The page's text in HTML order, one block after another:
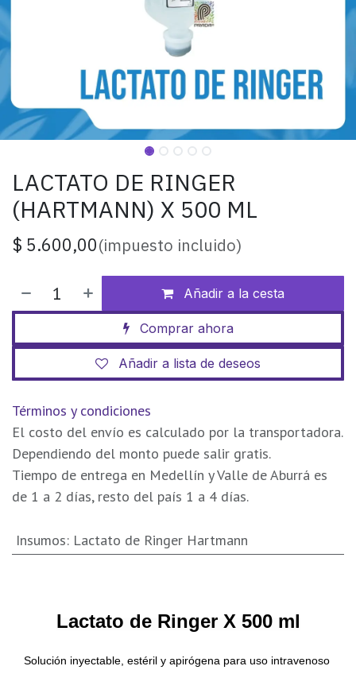
LACTATO DE RINGER
(HARTMANN) X 500 ML
$ 5.600,00(impuesto incluido)
Añadir a la cesta
Comprar ahora
Añadir a lista de deseos
Términos y condiciones
El costo del envío es calculado por la transportadora.
Dependiendo del monto puede salir gratis.
Tiempo de entrega en Medellín y Valle de Aburrá es
de 1 a 2 días, resto del país 1 a 4 días.
Insumos: Lactato de Ringer Hartmann
Lactato de Ringer X 500 ml​
Solución inyectable, estéril y apirógena para uso intravenoso